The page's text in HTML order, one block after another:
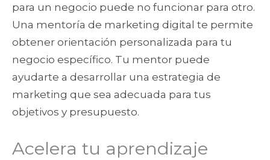
para un negocio puede no funcionar para otro.
Una mentoría de marketing digital te permite
obtener orientación personalizada para tu
negocio específico. Tu mentor puede
ayudarte a desarrollar una estrategia de
marketing que sea adecuada para tus
objetivos y presupuesto.
Acelera tu aprendizaje